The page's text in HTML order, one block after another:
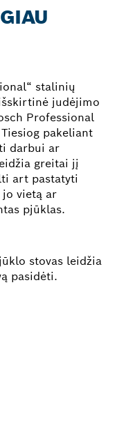
stalinių
judėjimo
Professional
pakeliant
darbui ar
greitai jį
art pastatyti
vietą ar
pjūklas.
stovas leidžia
pasidėti.